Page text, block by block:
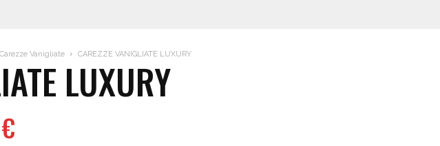
Carezze Vanigliate CAREZZE VANIGLIATE LUXURY
LUXURY
€